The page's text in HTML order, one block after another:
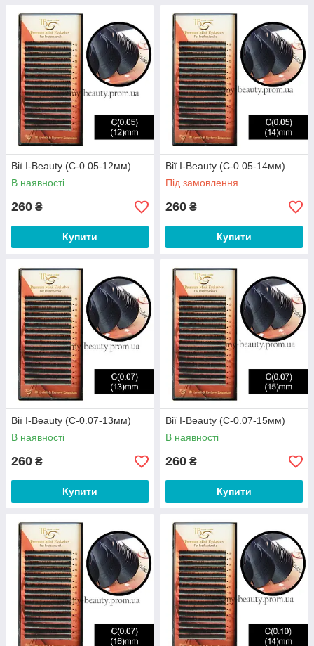
Вії I-Beauty (С-0.05-12мм)
В наявності
260 ₴
Купити
Вії I-Beauty (С-0.05-14мм)
Під замовлення
260 ₴
Купити
Вії I-Beauty (С-0.07-13мм)
В наявності
260 ₴
Купити
Вії I-Beauty (С-0.07-15мм)
В наявності
260 ₴
Купити